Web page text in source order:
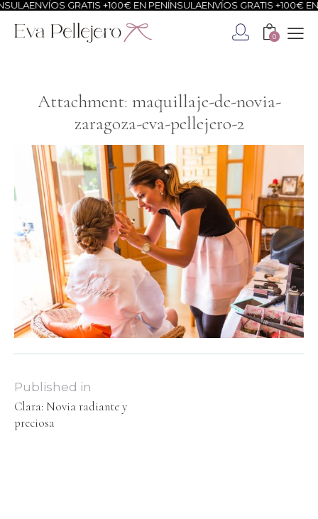
ENVÍOS GRATIS +100€ EN PENÍNSULAENVÍOS GRATIS +100€ EN
0
Attachment: maquillaje-de-novia-
zaragoza-eva-pellejero-2
Published in
Clara: Novia radiante y
preciosa